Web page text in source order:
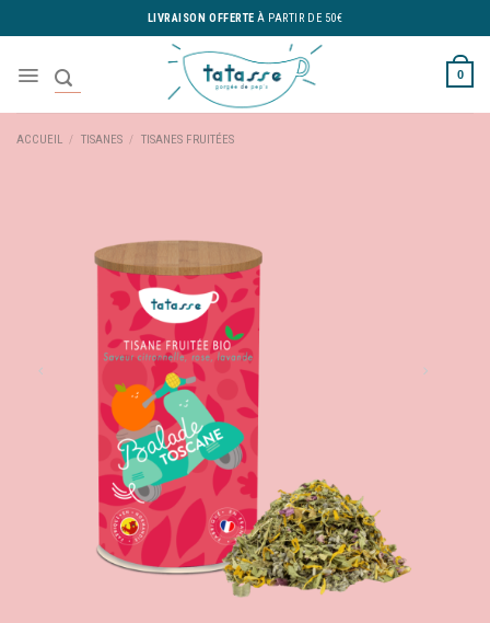
to
LIVRAISON OFFERTE À PARTIR DE 50€
0
ACCUEIL / TISANES / TISANES FRUITÉES